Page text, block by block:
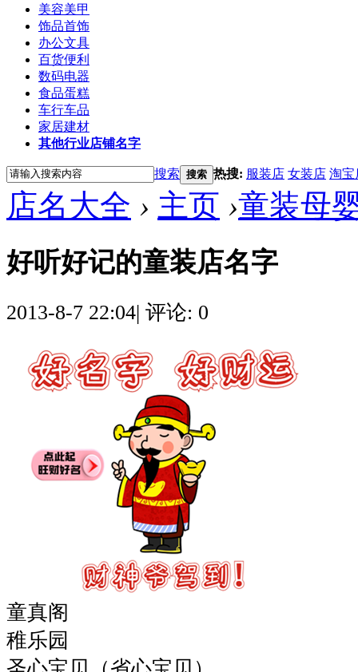
美容美甲
饰品首饰
办公文具
百货便利
数码电器
食品蛋糕
车行车品
家居建材
其他行业店铺名字
搜索 搜索 热搜: 服装店 女装店 淘宝
店名大全 › 主页 ›童装母
好听好记的童装店名字
2013-8-7 22:04| 评论: 0
童真阁
稚乐园